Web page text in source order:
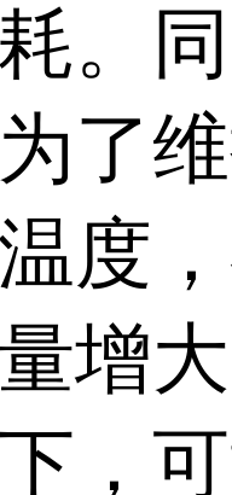
。同
了
度
增
，